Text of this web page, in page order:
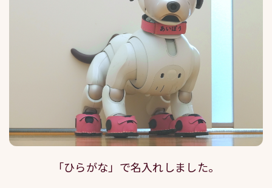
「ひらがな」で名入れしました。